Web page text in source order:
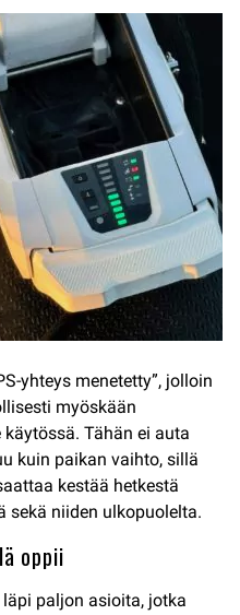
yhteys menetetty”, jolloin
myöskään
Tähän ei auta
kuin paikan vaihto, sillä
kestää hetkestä
sekä niiden ulkopuolelta.
oppii
paljon asioita, jotka